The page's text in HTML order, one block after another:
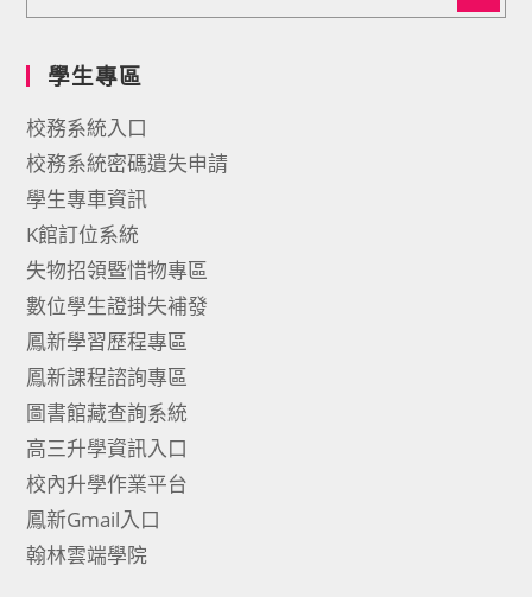
學生專區
校務系統入口
校務系統密碼遺失申請
學生專車資訊
K館訂位系統
失物招領暨惜物專區
數位學生證掛失補發
鳳新學習歷程專區
鳳新課程諮詢專區
圖書館藏查詢系統
高三升學資訊入口
校內升學作業平台
鳳新Gmail入口
翰林雲端學院